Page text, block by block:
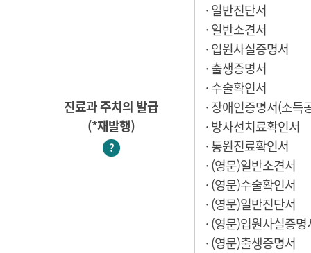
진료과 주치의 발급
(*재발행)
?
· 일반진단서
· 일반소견서
· 입원사실증명서
· 출생증명서
· 수술확인서
· 장애인증명서(소득
· 방사선치료확인서
· 통원진료확인서
· (영문)일반소견서
· (영문)수술확인서
· (영문)일반진단서
· (영문)입원사실증명
· (영문)출생증명서